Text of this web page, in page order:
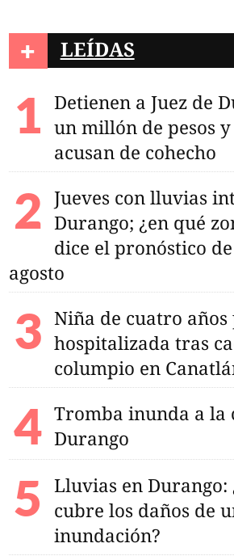
socavón de calle
+ LEÍDAS
Detienen a Juez de
un millón de pesos
acusan de cohecho
Jueves con lluvias
Durango; ¿en qué
dice el pronóstico
agosto
Niña de cuatro años
hospitalizada tras
columpio en
Tromba inunda a la
Durango
Lluvias en Durango:
cubre los daños de
inundación?